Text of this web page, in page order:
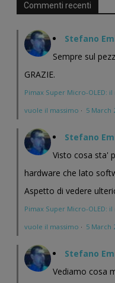
Commenti recenti
Stefano
Sempre sul
GRAZIE.
Pimax Super Micro-OLED:
vuole il massimo · 5 March
Stefano
Visto cosa sta'
hardware che lato
Aspetto di vedere
Pimax Super Micro-OLED:
vuole il massimo · 5 March
Stefano
Vediamo cosa